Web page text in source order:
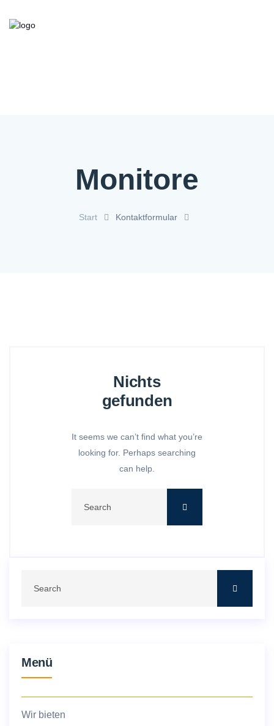
Monitore
Start Kontaktformular
Nichts
gefunden
It seems we can’t find what you’re
looking for. Perhaps searching
can help.
Menü
Wir bieten